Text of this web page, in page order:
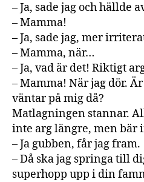
– Ja, sade jag och hällde
– Mamma!
– Ja, sade jag, mer
– Mamma, när…
– Ja, vad är det! Riktigt
– Mamma! När jag dör.
väntar på mig då?
Matlagningen stannar.
inte arg längre, men bär
– Ja gubben, får jag fram.
– Då ska jag springa till
superhopp upp i din